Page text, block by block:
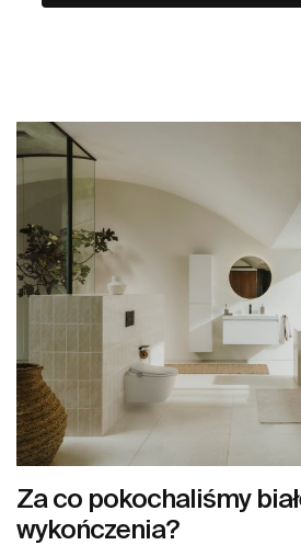
Za co pokochaliśmy
wykończenia?